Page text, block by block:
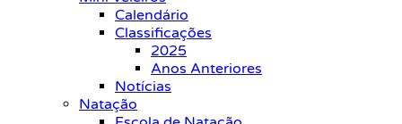
Calendário
Classificações
2025
Anos Anteriores
Notícias
Natação